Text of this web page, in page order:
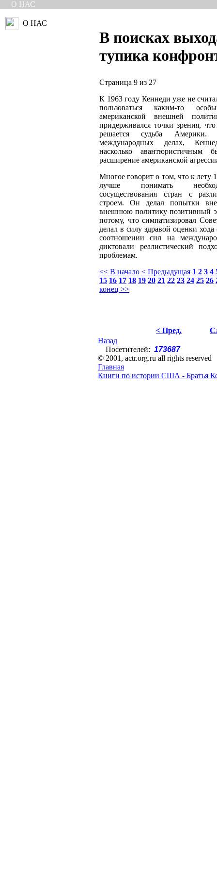
О НАС
О НАС
В поисках
тупика
Страница 9 из 27
К 1963 году Кеннеди уже не
пользоваться каким-то
американской внешней
придерживался точки зрения,
решается судьба
международных делах,
насколько авантюристичным
расширение американской
Многое говорит о том, что к лету
лучше понимать
сосуществования стран с
строем. Он делал попытки
внешнюю политику позитивный
потому, что симпатизировал
делал в силу здравой оценки
соотношении сил на
диктовали реалистический
проблемам.
<< В начало < Предыдущая 1 2 3 4
15 16 17 18 19 20 21 22 23 24 25 26
конец >>
< Пред.
Назад
Посетителей: 173687
© 2001, actr.org.ru all rights reserved
Главная
Книги по истории США - Братья